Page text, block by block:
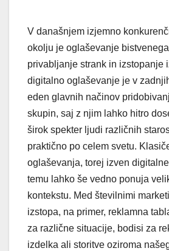
V današnjem izjemno
okolju je oglaševanje
privabljanje strank in izstopanje
digitalno oglaševanje je v
eden glavnih načinov
skupin, saj z njim lahko hitro
širok spekter ljudi različnih
praktično po celem svetu.
oglaševanja, torej izven
temu lahko še vedno ponuja
kontekstu. Med številnimi
izstopa, na primer, reklamna
za različne situacije, bodisi za
izdelka ali storitve oziroma